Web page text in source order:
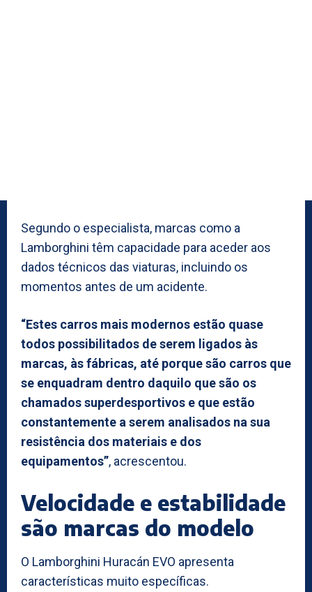
Segundo o especialista, marcas como a
Lamborghini têm capacidade para aceder aos
dados técnicos das viaturas, incluindo os
momentos antes de um acidente.
“Estes carros mais modernos estão quase
todos possibilitados de serem ligados às
marcas, às fábricas, até porque são carros que
se enquadram dentro daquilo que são os
chamados superdesportivos e que estão
constantemente a serem analisados na sua
resistência dos materiais e dos
equipamentos”, acrescentou.
Velocidade e estabilidade
são marcas do modelo
O Lamborghini Huracán EVO apresenta
características muito específicas.